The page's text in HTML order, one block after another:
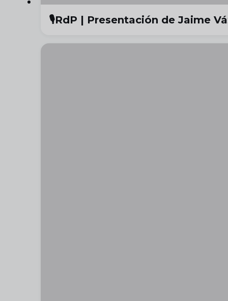
🎙️RdP | Presentación de Jaime